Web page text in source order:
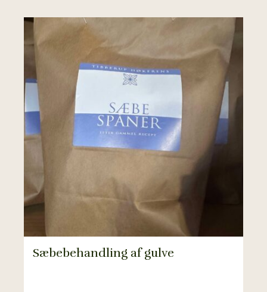
Sæbebehandling af gulve